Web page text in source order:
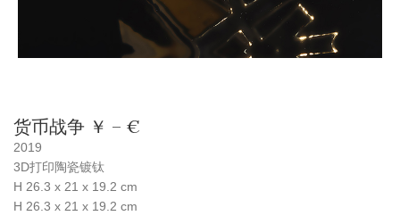
货币战争 ￥ – €
2019
3D打印陶瓷镀钛
H 26.3 x 21 x 19.2 cm
H 26.3 x 21 x 19.2 cm